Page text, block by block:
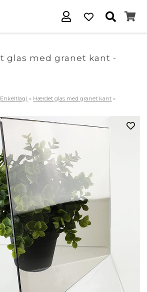
glas med granet kant -
» Hærdet glas med granet kant »